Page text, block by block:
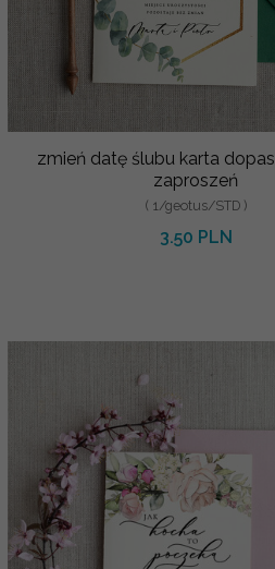
zmień datę ślubu karta
zaproszeń
( 1/geotus/STD )
3.50 PLN